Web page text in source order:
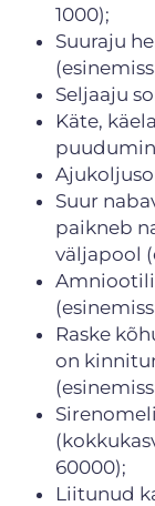
1000);
Suuraju
Seljaaju
Käte,
Suur
paikneb
väljapool
Raske
on
60000);
Liitunud